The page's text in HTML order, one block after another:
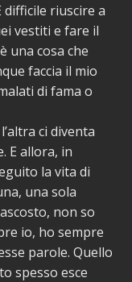
difficile riuscire a
vestiti e fare il
una cosa che
faccia il mio
di fama o
ci diventa
E allora, in
la vita di
una sola
non so
io, ho sempre
parole. Quello
spesso esce